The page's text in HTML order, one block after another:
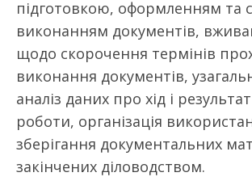
підготовкою, оформленням та
виконанням документів,
щодо скорочення термінів
виконання документів,
аналіз даних про хід і
роботи, організація
зберігання документальних
закінчених діловодством.